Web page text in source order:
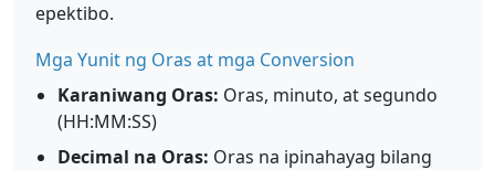
epektibo.
Mga Yunit ng Oras at mga Conversion
Karaniwang Oras: Oras, minuto, at segundo
(HH:MM:SS)
Decimal na Oras: Oras na ipinahayag bilang